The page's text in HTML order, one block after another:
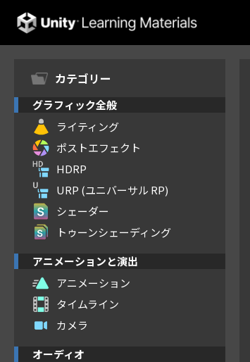
Unity Learning Materials
カテゴリー
グラフィック全般
ライティング
ポストエフェクト
HDRP
URP (ユニバーサル RP)
シェーダー
トゥーンシェーディング
アニメーションと演出
アニメーション
タイムライン
カメラ
オーディオ